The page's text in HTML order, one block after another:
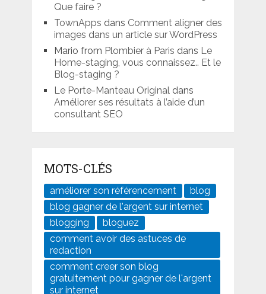
Que faire ?
TownApps dans Comment aligner des
images dans un article sur WordPress
Mario from Plombier à Paris dans Le
Home-staging, vous connaissez.. Et le
Blog-staging ?
Le Porte-Manteau Originaldans
Améliorer ses résultats à l’aide d’un
consultant SEO
MOTS-CLÉS
améliorer son référencement
blog
blog gagner de l'argent sur internet
blogging
bloguez
comment avoir des astuces de
redaction
comment creer son blog
gratuitement pour gagner de l'argent
sur internet